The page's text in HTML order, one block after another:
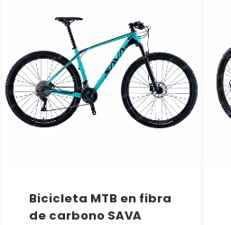
Bicicleta MTB en fibra
de carbono SAVA